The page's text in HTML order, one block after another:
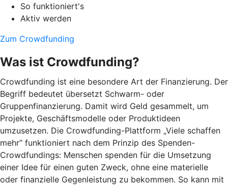
So funktioniert's
Aktiv werden
Zum Crowdfunding
Was ist Crowdfunding?
Crowdfunding ist eine besondere Art der Finanzierung. Der
Begriff bedeutet übersetzt Schwarm- oder
Gruppenfinanzierung. Damit wird Geld gesammelt, um
Projekte, Geschäftsmodelle oder Produktideen
umzusetzen. Die Crowdfunding-Plattform „Viele schaffen
mehr” funktioniert nach dem Prinzip des Spenden-
Crowdfundings: Menschen spenden für die Umsetzung
einer Idee für einen guten Zweck, ohne eine materielle
oder finanzielle Gegenleistung zu bekommen. So kann mit